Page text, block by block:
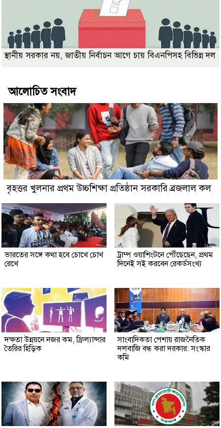
স্থানীয় সরকার নয়, জাতীয় নির্বাচন আগে চায় বিএনপিসহ বিভিন্ন দল
আলোচিত সংবাদ
বৃহত্তর খুলনার প্রথম উচ্চশিক্ষা প্রতিষ্ঠান সরকারি ব্রজলাল কল
ভারতের সঙ্গে কথা হবে চোখে চোখ
রেখে
ট্রাম্প ওয়াশিংটনে পৌঁছেছেন, প্রথম
দিনেই সই করবেন রেকর্ডসংখ্য
দক্ষতা উন্নয়নে নজর কম, ফ্রিল্যান্সার
তৈরির হিড়িক
সাংবাদিকতা পেশায় রাজনৈতিক
দলবাজি বন্ধ করা দরকার: সংস্কার
কমি